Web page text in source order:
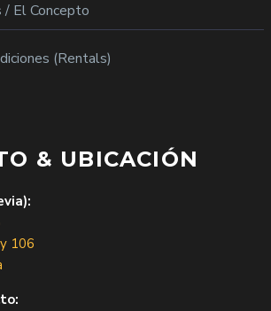
/ El Concepto
(Rentals)
& UBICACIÓN
106